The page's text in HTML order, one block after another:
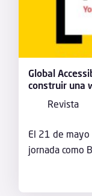
Global
construir una
Revista
El 21 de mayo
jornada como